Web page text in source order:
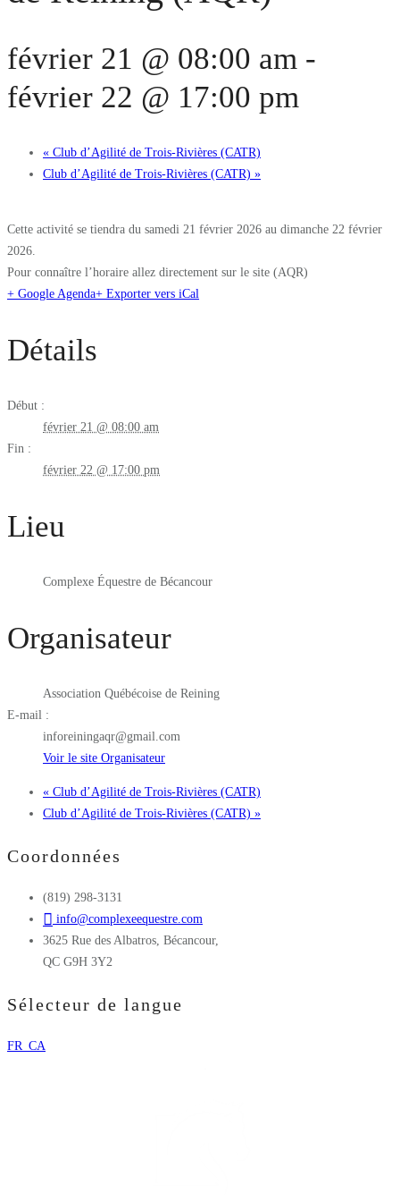
février 21 @ 08:00 am -
février 22 @ 17:00 pm
« Club d’Agilité de Trois-Rivières (CATR)
Club d’Agilité de Trois-Rivières (CATR) »
Cette activité se tiendra du samedi 21 février 2026 au dimanche 22 février
2026.
Pour connaître l’horaire allez directement sur le site (AQR)
+ Google Agenda+ Exporter vers iCal
Détails
Début :
février 21 @ 08:00 am
Fin :
février 22 @ 17:00 pm
Lieu
Complexe Équestre de Bécancour
Organisateur
Association Québécoise de Reining
E-mail :
inforeiningaqr@gmail.com
Voir le site Organisateur
« Club d’Agilité de Trois-Rivières (CATR)
Club d’Agilité de Trois-Rivières (CATR) »
Coordonnées
(819) 298-3131
info@complexeequestre.com
3625 Rue des Albatros, Bécancour,
QC G9H 3Y2
Sélecteur de langue
FR_CA